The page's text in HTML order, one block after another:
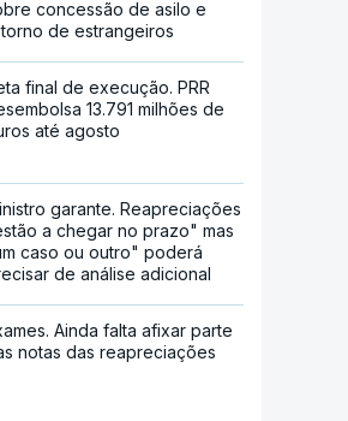
concessão de asilo e
de estrangeiros
final de execução. PRR
13.791 milhões de
até agosto
garante. Reapreciações
a chegar no prazo" mas
caso ou outro" poderá
de análise adicional
Ainda falta afixar parte
notas das reapreciações